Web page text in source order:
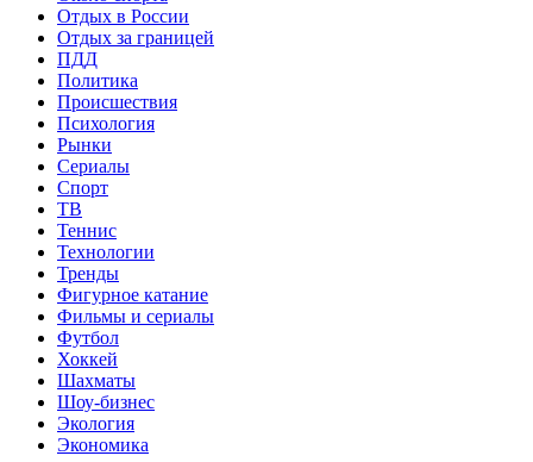
Отдых в России
Отдых за границей
ПДД
Политика
Происшествия
Психология
Рынки
Сериалы
Спорт
ТВ
Теннис
Технологии
Тренды
Фигурное катание
Фильмы и сериалы
Футбол
Хоккей
Шахматы
Шоу-бизнес
Экология
Экономика